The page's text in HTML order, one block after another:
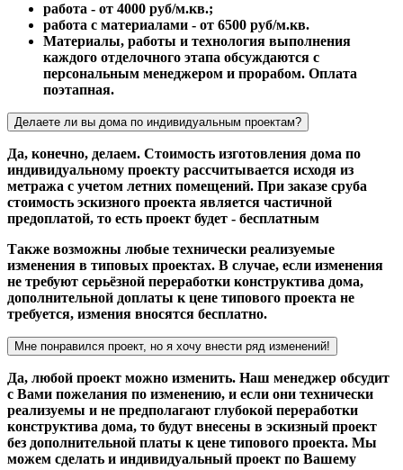
работа - от 4000 руб/м.кв.;
работа с материалами - от 6500 руб/м.кв.
Материалы, работы и технология выполнения
каждого отделочного этапа обсуждаются с
персональным менеджером и прорабом. Оплата
поэтапная.
Делаете ли вы дома по индивидуальным проектам?
Да, конечно, делаем. Стоимость изготовления дома по
индивидуальному проекту рассчитывается исходя из
метража с учетом летних помещений. При заказе сруба
стоимость эскизного проекта является частичной
предоплатой, то есть проект будет - бесплатным
Также возможны любые технически реализуемые
изменения в типовых проектах. В случае, если изменения
не требуют серьёзной переработки конструктива дома,
дополнительной доплаты к цене типового проекта не
требуется, измения вносятся бесплатно.
Мне понравился проект, но я хочу внести ряд изменений!
Да, любой проект можно изменить. Наш менеджер обсудит
с Вами пожелания по изменению, и если они технически
реализуемы и не предполагают глубокой переработки
конструктива дома, то будут внесены в эскизный проект
без дополнительной платы к цене типового проекта. Мы
можем сделать и индивидуальный проект по Вашему